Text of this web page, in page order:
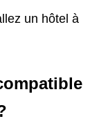
un hôtel à